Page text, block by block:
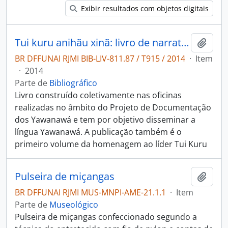
Exibir resultados com objetos digitais
Tui kuru anihãu xinã: livro de narrativas Yawanawa.
BR DFFUNAI RJMI BIB-LIV-811.87 / T915 / 2014 · Item
· 2014
Parte de Bibliográfico
Livro construído coletivamente nas oficinas
realizadas no âmbito do Projeto de Documentação
dos Yawanawá e tem por objetivo disseminar a
língua Yawanawá. A publicação também é o
primeiro volume da homenagem ao líder Tui Kuru
Pulseira de miçangas
BR DFFUNAI RJMI MUS-MNPI-AME-21.1.1 · Item
Parte de Museológico
Pulseira de miçangas confeccionado segundo a